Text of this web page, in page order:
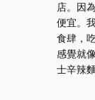
店。因
便宜。
食肆，
感覺就
士辛辣